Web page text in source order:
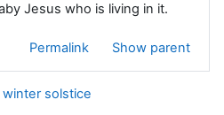
Jesus who is living in it.
Permalink Show parent
solstice